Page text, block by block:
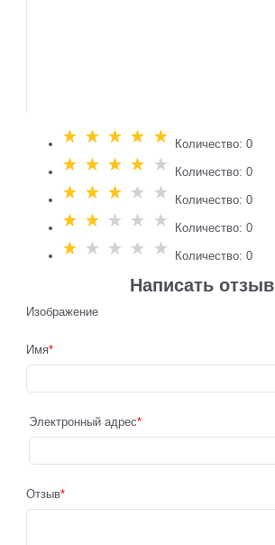
Количество: 0
Количество: 0
Количество: 0
Количество: 0
Количество: 0
Написать отзыв
Изображение
Имя
Электронный адрес
Отзыв